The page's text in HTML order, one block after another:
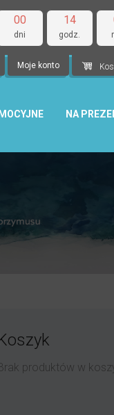
00
dni
14
godz.
Moje konto
NA
produktów w